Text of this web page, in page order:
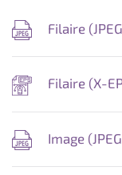
Filaire (JPEG
Filaire (X-
Image (JPEG